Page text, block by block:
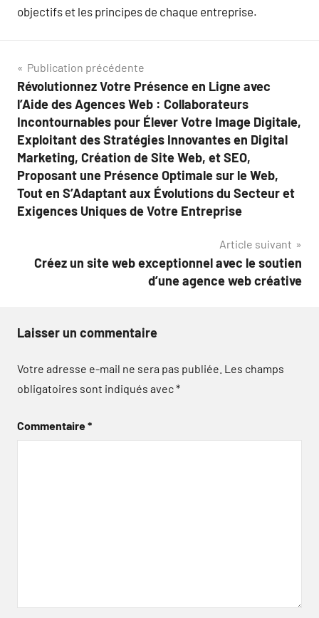
objectifs et les principes de chaque entreprise.
Navigation
de
l’article
Publication précédente
Révolutionnez Votre Présence en Ligne avec
l’Aide des Agences Web : Collaborateurs
Incontournables pour Élever Votre Image Digitale,
Exploitant des Stratégies Innovantes en Digital
Marketing, Création de Site Web, et SEO,
Proposant une Présence Optimale sur le Web,
Tout en S’Adaptant aux Évolutions du Secteur et
Exigences Uniques de Votre Entreprise
Article suivant
Créez un site web exceptionnel avec le soutien
d’une agence web créative
Laisser un commentaire
Votre adresse e-mail ne sera pas publiée. Les champs
obligatoires sont indiqués avec*
Commentaire*